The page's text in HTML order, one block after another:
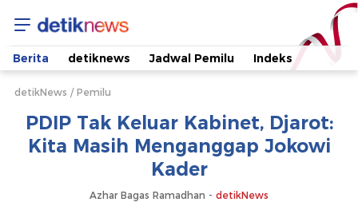
PDIP
Tak
Keluar
Kabinet,
Djarot:
Berita detiknews Jadwal Pemilu Indeks
detikNews Pemilu
PDIP Tak Keluar Kabinet, Djarot:
Kita Masih Menganggap Jokowi
Kader
Azhar Bagas Ramadhan - detikNews